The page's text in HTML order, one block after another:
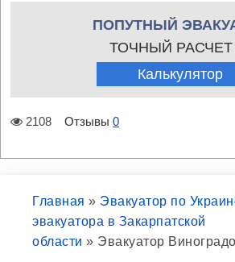
ПОПУТНЫЙ
ТОЧНЫЙ РАСЧЕТ
Калькулятор
2108 Отзывы 0
Главная » Эвакуатор по
эвакуатора в Закарпатской
области » Эвакуатор